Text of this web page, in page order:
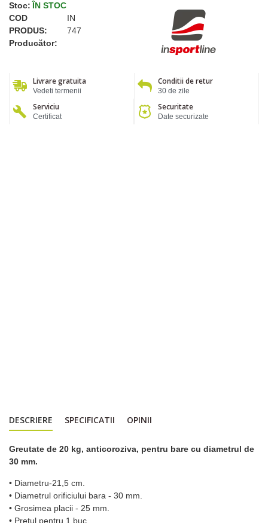
Stoc: ÎN STOC
COD
PRODUS:
IN
747
Producător:
Livrare gratuita
Vedeti termenii
Conditii de retur
30 de zile
Serviciu
Certificat
Securitate
Date securizate
DESCRIERE SPECIFICATII OPINII
Greutate de 20 kg, anticoroziva, pentru bare cu diametrul de
30 mm.
• Diametru-21,5 cm.
• Diametrul orificiului bara - 30 mm.
• Grosimea placii - 25 mm.
• Preţul pentru 1 buc.